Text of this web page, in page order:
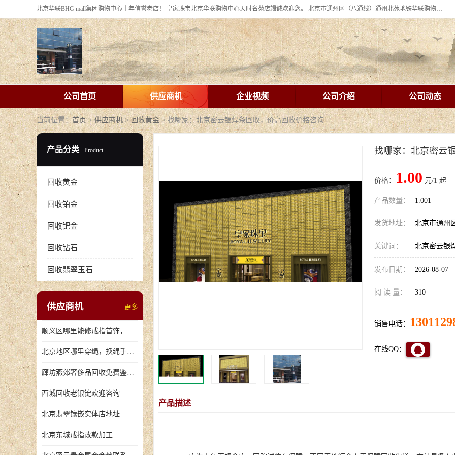
北京华联BHG mall集团购物中心十年信誉老店！ 皇家珠宝北京华联购物中心天时名苑店竭诚欢迎您。 北京市通州区（八通线）通州北苑地铁华联购物中心一层皇家珠宝 北京皇家珠宝通州黄金回收黄金首饰加工店（八通线: 通州北苑地铁华联店）：通州区通州北苑地铁华联购物中心一层皇家珠宝。
公司首页 供应商机 企业视频 公司介绍 公司动态
当前位置： 首页>供应商机 >回收黄金> 找哪家：北京密云银焊条回收，价高回收价格咨询
产品分类 Product
回收黄金
回收铂金
回收钯金
回收钻石
回收翡翠玉石
供应商机 更多
顺义区哪里能修戒指首饰，爪断裂了
北京地区哪里穿绳，换绳手串的地方
廊坊燕郊奢侈品回收免费鉴定，无手续费回收价格
西城回收老银锭欢迎咨询
北京翡翠镶嵌实体店地址
北京东城戒指改款加工
找哪家：北京密云
价格： 1.00 元/1 起
产品数量： 1.001
发货地址： 北京市通州
关键词： 北京密云银
发布日期： 2026-08-07
阅 读 量： 310
销售电话：
在线QQ：
产品描述